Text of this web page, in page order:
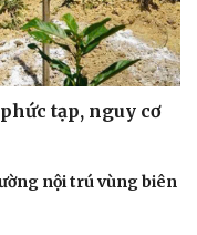
tạp, nguy cơ
nội trú vùng biên